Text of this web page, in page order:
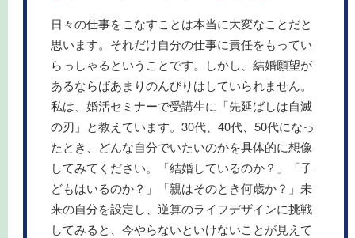
日々の仕事をこなすことは本当に大変なことだと
思います。それだけ自分の仕事に責任をもってい
らっしゃるということです。しかし、結婚願望が
あるならばあまりのんびりはしていられません。
私は、婚活セミナーで受講生に「先延ばしは自滅
の刃」と教えています。30代、40代、50代になっ
たとき、どんな自分でいたいのかを具体的に想像
してみてください。「結婚しているのか？」「子
どもはいるのか？」「親はそのとき何歳か？」未
来の自分を設定し、逆算のライフデザインに挑戦
してみると、今やらないといけないことが見えて